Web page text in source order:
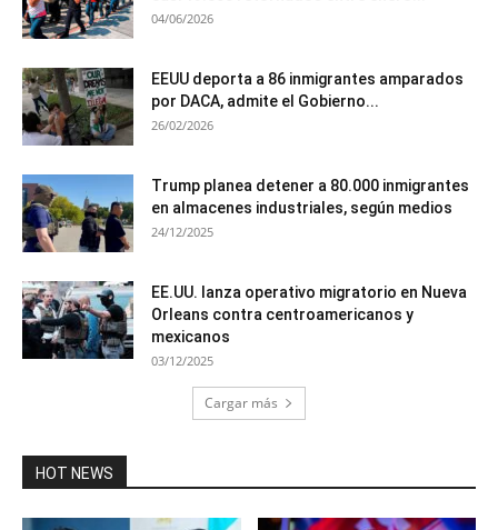
04/06/2026
EEUU deporta a 86 inmigrantes amparados
por DACA, admite el Gobierno...
26/02/2026
Trump planea detener a 80.000 inmigrantes
en almacenes industriales, según medios
24/12/2025
EE.UU. lanza operativo migratorio en Nueva
Orleans contra centroamericanos y
mexicanos
03/12/2025
Cargar más
HOT NEWS